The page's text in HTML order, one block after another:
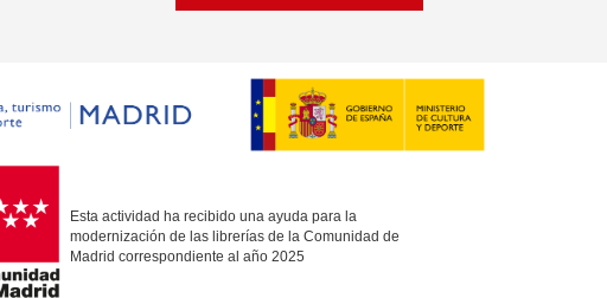
Esta actividad ha recibido una ayuda para la
modernización de las librerías de la Comunidad de
Madrid correspondiente al año 2025